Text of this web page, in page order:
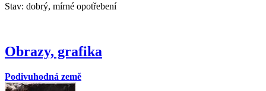
Stav: dobrý, mírné opotřebení
Obrazy, grafika
Podivuhodná země